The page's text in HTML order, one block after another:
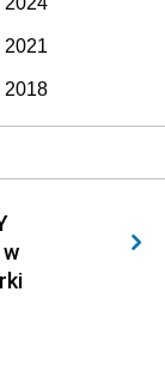
2021
2018
2015
2012
2009
2006